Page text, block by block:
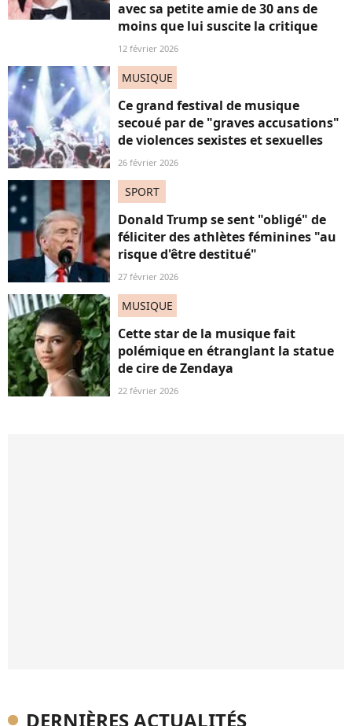
avec sa petite amie de 30 ans de
moins que lui suscite la critique
12 février 2026
MUSIQUE
Ce grand festival de musique
secoué par de "graves accusations"
de violences sexistes et sexuelles
26 février 2026
SPORT
Donald Trump se sent "obligé" de
féliciter des athlètes féminines "au
risque d'être destitué"
27 février 2026
MUSIQUE
Cette star de la musique fait
polémique en étranglant la statue
de cire de Zendaya
22 février 2026
DERNIÈRES ACTUALITÉS